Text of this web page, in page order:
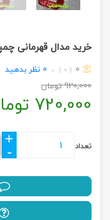
خرید مدال قهرمانی
0
( 0 )
0 نظر بدهید
920,000تومان
720,000
تعداد
+
-